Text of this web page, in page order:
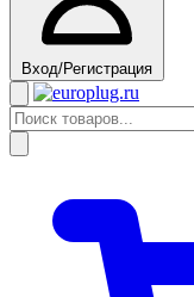
Вход/Регистрация